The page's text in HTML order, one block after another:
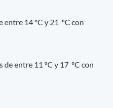
entre 14 ºC y 21 ºC con
entre 11 ºC y 17 ºC con